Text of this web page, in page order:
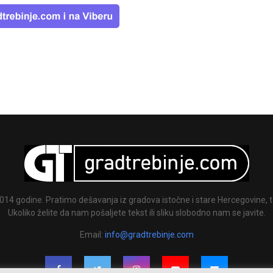
godine. Pratimo dešavanja iz gradova istočne i stare Hercegovine,
Ukoliko želite da nam pošaljete tekst ili sliku slobodno nam se javite.
Email: info@gradtrebinje.com